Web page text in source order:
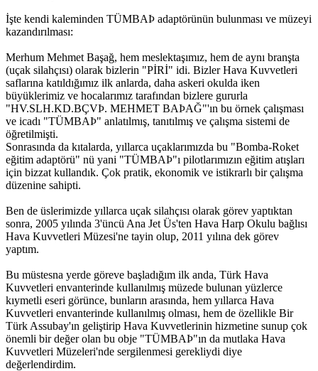
İşte kendi kaleminden TÜMBAÞ adaptörünün bulunması ve müzeyi
kazandırılması:
Merhum Mehmet Başağ, hem meslektaşımız, hem de aynı branşta
(uçak silahçısı) olarak bizlerin "PİRİ" idi. Bizler Hava Kuvvetleri
saflarına katıldığımız ilk anlarda, daha askeri okulda iken
büyüklerimiz ve hocalarımız tarafından bizlere gururla
"HV.SLH.KD.BÇVÞ. MEHMET BAÞAĞ"'ın bu örnek çalışması
ve icadı "TÜMBAÞ" anlatılmış, tanıtılmış ve çalışma sistemi de
öğretilmişti.
Sonrasında da kıtalarda, yıllarca uçaklarımızda bu "Bomba-Roket
eğitim adaptörü" nü yani "TÜMBAÞ"ı pilotlarımızın eğitim atışları
için bizzat kullandık. Çok pratik, ekonomik ve istikrarlı bir çalışma
düzenine sahipti.
Ben de üslerimizde yıllarca uçak silahçısı olarak görev yaptıktan
sonra, 2005 yılında 3'üncü Ana Jet Üs'ten Hava Harp Okulu bağlısı
Hava Kuvvetleri Müzesi'ne tayin olup, 2011 yılına dek görev
yaptım.
Bu müstesna yerde göreve başladığım ilk anda, Türk Hava
Kuvvetleri envanterinde kullanılmış müzede bulunan yüzlerce
kıymetli eseri görünce, bunların arasında, hem yıllarca Hava
Kuvvetleri envanterinde kullanılmış olması, hem de özellikle Bir
Türk Assubay'ın geliştirip Hava Kuvvetlerinin hizmetine sunup çok
önemli bir değer olan bu obje "TÜMBAÞ"ın da mutlaka Hava
Kuvvetleri Müzeleri'nde sergilenmesi gerekliydi diye
değerlendirdim.